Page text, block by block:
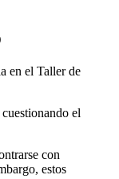
en el Taller de
el
con
estos